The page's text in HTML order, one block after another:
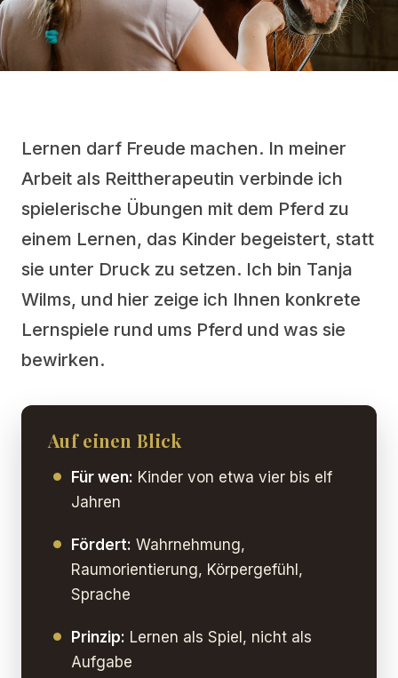
Lernen darf Freude machen. In meiner
Arbeit als Reittherapeutin verbinde ich
spielerische Übungen mit dem Pferd zu
einem Lernen, das Kinder begeistert, statt
sie unter Druck zu setzen. Ich bin Tanja
Wilms, und hier zeige ich Ihnen konkrete
Lernspiele rund ums Pferd und was sie
bewirken.
Auf einen Blick
Für wen: Kinder von etwa vier bis elf
Jahren
Fördert: Wahrnehmung,
Raumorientierung, Körpergefühl,
Sprache
Prinzip: Lernen als Spiel, nicht als
Aufgabe